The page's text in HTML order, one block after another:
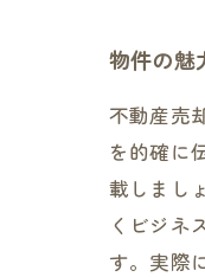
物件の魅
不動産売
を的確に
載しまし
くビジネ
す。実際